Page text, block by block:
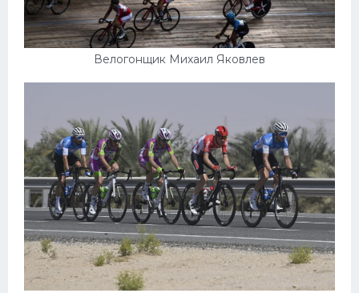
Велогонщик Михаил Яковлев